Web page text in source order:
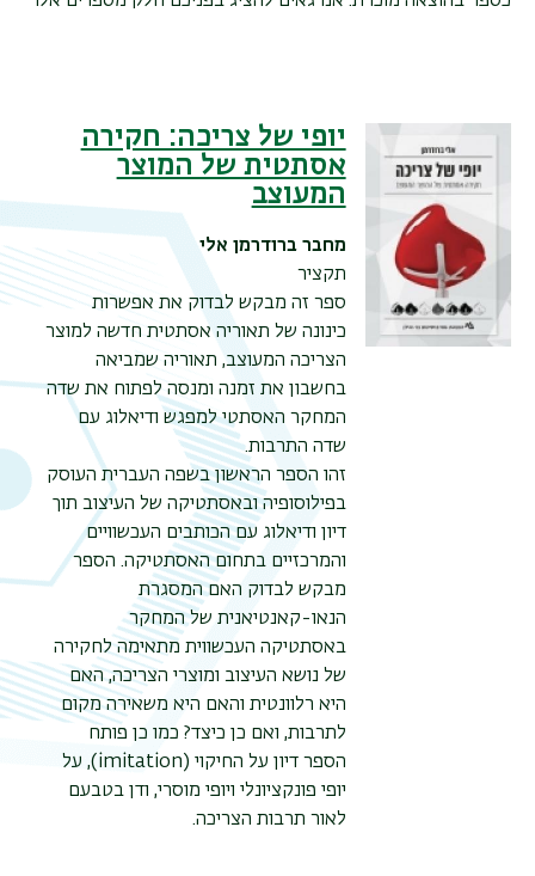
יופי של צריכה: חקירה
אסתטית של המוצר
המעוצב
מחברברודרמן אלי
תקציר
ספר זה מבקש לבדוק את אפשרות
כינונה של תאוריה אסתטית חדשה למוצר
הצריכה המעוצב, תאוריה שמביאה
בחשבון את זמנה ומנסה לפתוח את שדה
המחקר האסתטי למפגש ודיאלוג עם
שדה התרבות.
זהו הספר הראשון בשפה העברית העוסק
בפילוסופיה ובאסתטיקה של העיצוב תוך
דיון ודיאלוג עם הכותבים העכשוויים
והמרכזיים בתחום האסתטיקה. הספר
מבקש לבדוק האם המסגרת
הנאו-קאנטיאנית של המחקר
באסתטיקה העכשווית מתאימה לחקירה
של נושא העיצוב ומוצרי הצריכה, האם
היא רלוונטית והאם היא משאירה מקום
לתרבות, ואם כן כיצד? כמו כן פותח
הספר דיון על החיקוי (imitation), על
יופי פונקציונלי ויופי מוסרי, ודן בטבעם
לאור תרבות הצריכה.